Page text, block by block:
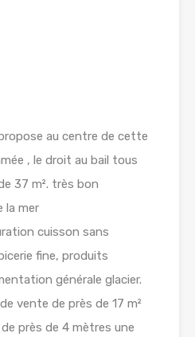
au centre de cette
, le droit au bail tous
37 m². très bon
la mer
cuisson sans
fine, produits
générale glacier.
vente de près de 17 m²
près de 4 mètres une